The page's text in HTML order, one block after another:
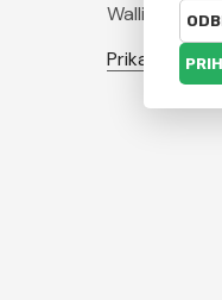
Wallity
Prikaži sve